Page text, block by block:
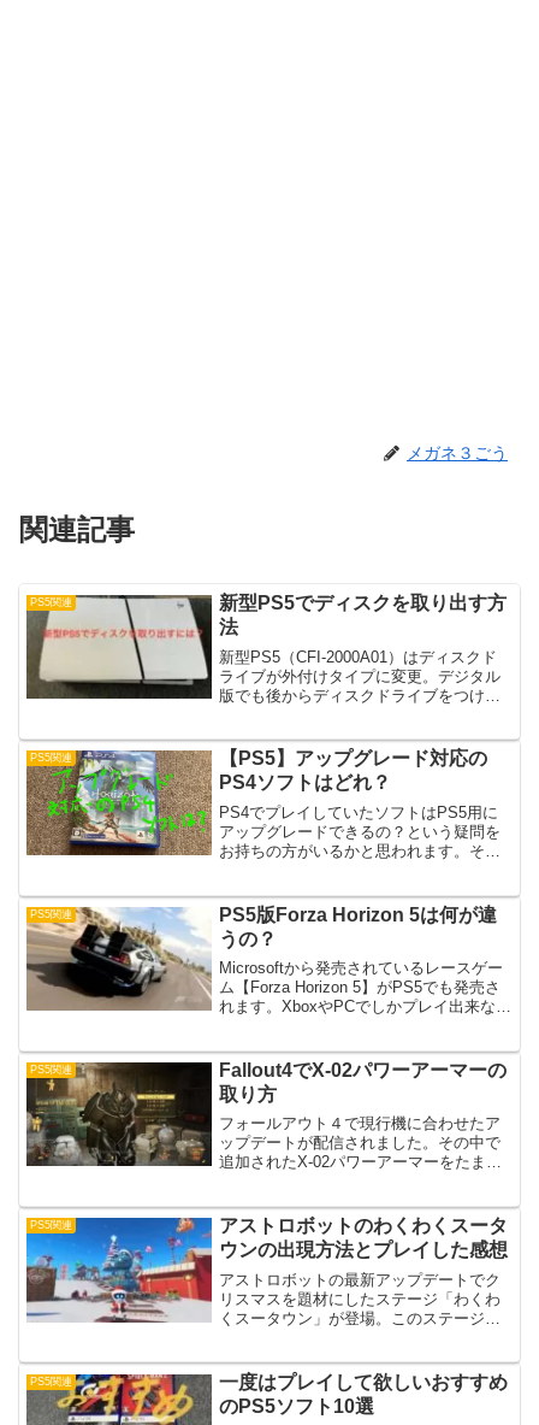
メガネ３ごう
関連記事
PS5関連
新型PS5でディスクを取り出す方
法
新型PS5（CFI-2000A01）はディスクド
ライブが外付けタイプに変更。デジタル
版でも後からディスクドライブをつけら
部分やディスクの取り出し方について書
いてみました...
PS5関連
【PS5】アップグレード対応の
PS4ソフトはどれ？
PS4でプレイしていたソフトはPS5用に
アップグレードできるの？という疑問を
お持ちの方がいるかと思われます。そこ
みました！PS4パッケージソフトをアッ
プグレードする場...
PS5関連
PS5版Forza Horizon 5は何が違
うの？
Microsoftから発売されているレースゲー
ム【Forza Horizon 5】がPS5でも発売さ
れます。XboxやPCでしかプレイ出来なか
た。僕自身とても好きな作...
PS5関連
Fallout4でX-02パワーアーマーの
取り方
フォールアウト４で現行機に合わせたア
ップデートが配信されました。その中で
追加されたX-02パワーアーマーをたまた
ます。X-02が置いてある場所X-02パワー
アーマーはボ...
PS5関連
アストロボットのわくわくスータ
ウンの出現方法とプレイした感想
アストロボットの最新アップデートでク
リスマスを題材にしたステージ「わくわ
くスータウン」が登場。このステージで
してみた感想を書いていきます。アップ
デートの配信日と適用方法...
PS5関連
一度はプレイして欲しいおすすめ
のPS5ソフト10選